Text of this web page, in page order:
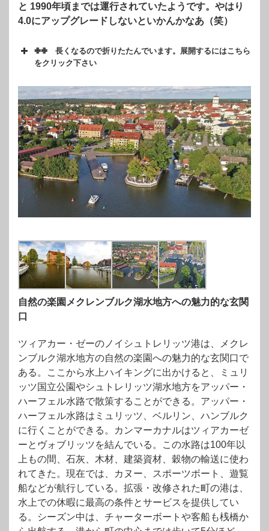
と 1990年頃までは運行されていたようです。やはり
4.0にアップグレードしないといかんかなあ（笑）
✙✙ 長くなるので折りたたんでいます。展開するにはこちら
をクリック下さい
自然の楽園メクレンブルク湖水地方への魅力的な玄関
口
ツィアカー・ゼーのノイシュトレリッツ港は、メクレ
ンブルク湖水地方の自然の楽園への魅力的な玄関口で
ある。ここから水上ハイキングに出かけると、ミュリ
ッツ国立公園やシュトレリッツ湖水地方をアッパー・
ハーフェル水路で散策することができる。アッパー・
ハーフェル水路はミュリッツ、ベルリン、ハンブルク
に行くことができる。カンマーカナルはツィアカーゼ
ーとヴォブリッツを結んでいる。この水路は100年以
上もの間、石灰、木材、建築資材、穀物の輸送に使わ
れてきた。現在では、カヌー、スポーツボート、遊覧
船などが航行している。拡張・改修された町の港は、
水上での休暇に最高の条件とサービスを提供してい
る。シーズン中は、チャーターボートや客船も桟橋か